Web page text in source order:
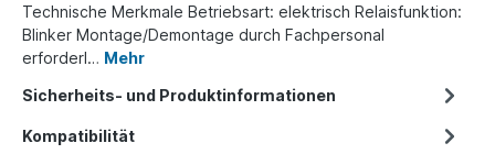
Technische Merkmale Betriebsart: elektrisch Relaisfunktion:
Blinker Montage/Demontage durch Fachpersonal
erforderl… Mehr
Sicherheits- und Produktinformationen
Kompatibilität